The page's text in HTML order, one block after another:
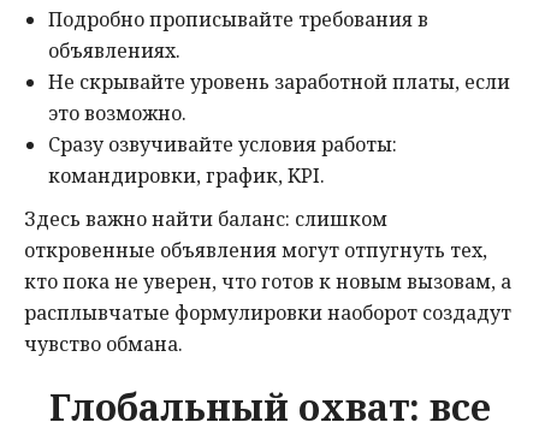
Подробно прописывайте требования в
объявлениях.
Не скрывайте уровень заработной платы, если
это возможно.
Сразу озвучивайте условия работы:
командировки, график, KPI.
Здесь важно найти баланс: слишком
откровенные объявления могут отпугнуть тех,
кто пока не уверен, что готов к новым вызовам, а
расплывчатые формулировки наоборот создадут
чувство обмана.
Глобальный охват: все